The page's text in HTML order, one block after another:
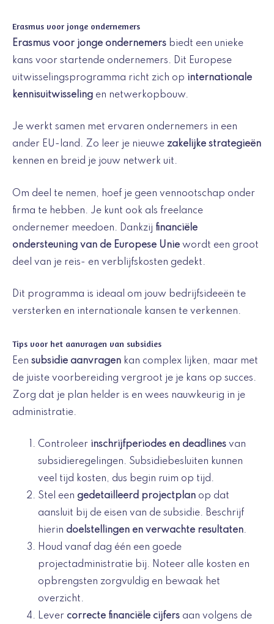
Erasmus voor jonge ondernemers
Erasmus voor jonge ondernemers biedt een unieke
kans voor startende ondernemers. Dit Europese
uitwisselingsprogramma richt zich op internationale
kennisuitwisseling en netwerkopbouw.
Je werkt samen met ervaren ondernemers in een
ander EU-land. Zo leer je nieuwe zakelijke strategieën
kennen en breid je jouw netwerk uit.
Om deel te nemen, hoef je geen vennootschap onder
firma te hebben. Je kunt ook als freelance
ondernemer meedoen. Dankzij financiële
ondersteuning van de Europese Unie wordt een groot
deel van je reis- en verblijfskosten gedekt.
Dit programma is ideaal om jouw bedrijfsideeën te
versterken en internationale kansen te verkennen.
Tips voor het aanvragen van subsidies
Een subsidie aanvragen kan complex lijken, maar met
de juiste voorbereiding vergroot je je kans op succes.
Zorg dat je plan helder is en wees nauwkeurig in je
administratie.
Controleer inschrijfperiodes en deadlines van
subsidieregelingen. Subsidiebesluiten kunnen
veel tijd kosten, dus begin ruim op tijd.
Stel een gedetailleerd projectplan op dat
aansluit bij de eisen van de subsidie. Beschrijf
hierin doelstellingen en verwachte resultaten.
Houd vanaf dag één een goede
projectadministratie bij. Noteer alle kosten en
opbrengsten zorgvuldig en bewaak het
overzicht.
Lever correcte financiële cijfers aan volgens de